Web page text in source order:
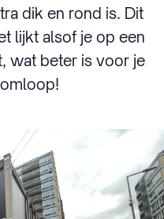
dik en rond is. Dit
lijkt alsof je op een
wat beter is voor je